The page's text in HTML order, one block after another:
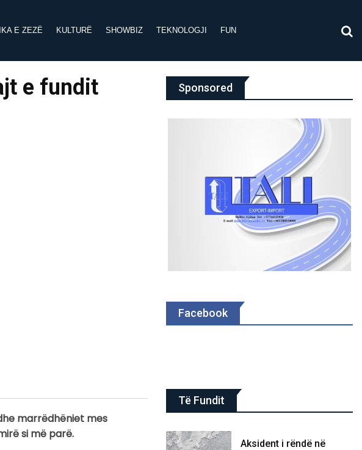
E ZEZË KULTURË SHOWBIZ TEKNOLOGJI FUN
e fundit
marrëdhëniet mes
si më parë.
Sponsored
Facebook
Të Fundit
Aksident i rëndë në